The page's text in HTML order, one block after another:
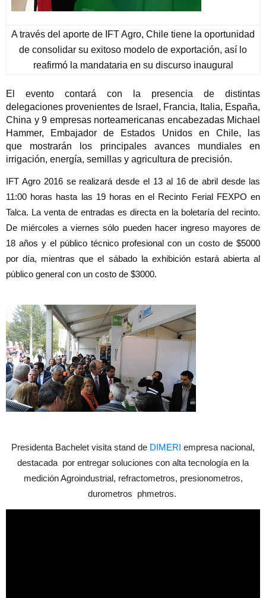
A través del aporte de IFT Agro, Chile tiene la oportunidad
de consolidar su exitoso modelo de exportación, así lo
reafirmó la mandataria en su discurso inaugural
El evento contará con la presencia de distintas
delegaciones provenientes de Israel, Francia, Italia, España,
China y 9 empresas norteamericanas encabezadas Michael
Hammer, Embajador de Estados Unidos en Chile, las
que mostrarán los principales avances mundiales en
irrigación, energía, semillas y agricultura de precisión.
IFT Agro 2016 se realizará desde el 13 al 16 de abril desde las
11:00 horas hasta las 19 horas en el Recinto Ferial FEXPO en
Talca. La venta de entradas es directa en la boletaría del recinto.
De miércoles a viernes sólo pueden hacer ingreso mayores de
18 años y el público técnico profesional con un costo de $5000
por día, mientras que el sábado la exhibición estará abierta al
público general con un costo de $3000.
Presidenta Bachelet visita stand de DIMERI empresa nacional,
destacada por entregar soluciones con alta tecnología en la
medición Agroindustrial, refractometros, presionometros,
durometros phmetros.